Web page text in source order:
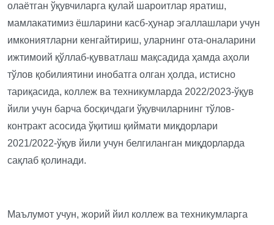
олаётган ўқувчиларга қулай шароитлар яратиш,
мамлакатимиз ёшларини касб-ҳунар эгаллашлари учун
имкониятларни кенгайтириш, уларнинг ота-оналарини
ижтимоий қўллаб-қувватлаш мақсадида ҳамда аҳоли
тўлов қобилиятини инобатга олган ҳолда, истисно
тариқасида, коллеж ва техникумларда 2022/2023-ўқув
йили учун барча босқичдаги ўқувчиларнинг тўлов-
контракт асосида ўқитиш қиймати миқдорлари
2021/2022-ўқув йили учун белгиланган миқдорларда
сақлаб қолинади.
Маълумот учун, жорий йил коллеж ва техникумларга